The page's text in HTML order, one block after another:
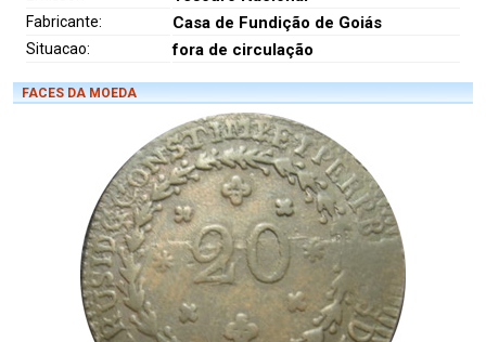
Fabricante: Casa de Fundição de Goiás
Situacao: fora de circulação
FACES DA MOEDA